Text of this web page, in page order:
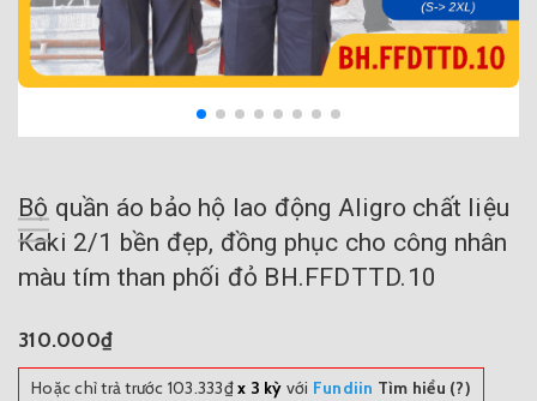
Bộ quần áo bảo hộ lao động Aligro chất liệu
Kaki 2/1 bền đẹp, đồng phục cho công nhân
màu tím than phối đỏ BH.FFDTTD.10
310.000₫
Hoặc chỉ trả trước 103.333₫x 3 kỳ với Fundiin Tìm hiểu (?)